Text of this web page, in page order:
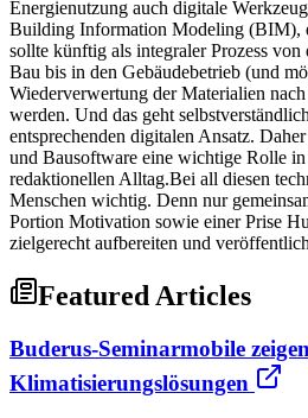
Energienutzung auch digitale
Building Information Modeling (BIM),
sollte künftig als integraler Prozess von
Bau bis in den Gebäudebetrieb (und
Wiederverwertung der Materialien
werden. Und das geht
entsprechenden digitalen Ansatz.
und Bausoftware eine wichtige Rolle
redaktionellen Alltag.Bei all diesen
Menschen wichtig. Denn nur
Portion Motivation sowie einer Prise
zielgerecht aufbereiten und
Featured Articles
Buderus-Seminarmobile
Klimatisierungslösungen